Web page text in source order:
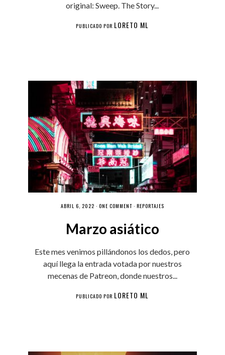
original: Sweep. The Story...
PUBLICADO POR LORETO ML
ABRIL 6, 2022 · ONE COMMENT· REPORTAJES
Marzo asiático
Este mes venimos pillándonos los dedos, pero
aquí llega la entrada votada por nuestros
mecenas de Patreon, donde nuestros...
PUBLICADO POR LORETO ML